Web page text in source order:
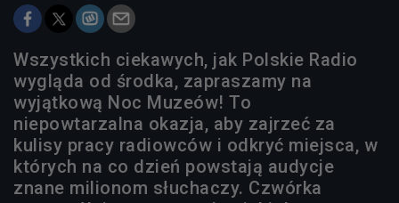
Wszystkich ciekawych, jak Polskie Radio
wygląda od środka, zapraszamy na
wyjątkową Noc Muzeów! To
niepowtarzalna okazja, aby zajrzeć za
kulisy pracy radiowców i odkryć miejsca, w
których na co dzień powstają audycje
znane milionom słuchaczy. Czwórka